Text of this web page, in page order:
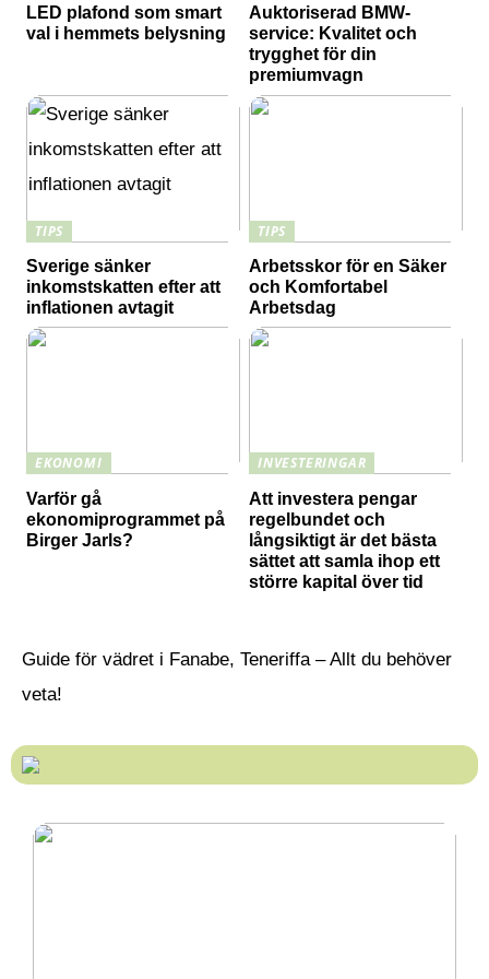
LED plafond som smart
val i hemmets belysning
Auktoriserad BMW-
service: Kvalitet och
trygghet för din
premiumvagn
TIPS
Sverige sänker
inkomstskatten efter att
inflationen avtagit
TIPS
Arbetsskor för en Säker
och Komfortabel
Arbetsdag
EKONOMI
Varför gå
ekonomiprogrammet på
Birger Jarls?
INVESTERINGAR
Att investera pengar
regelbundet och
långsiktigt är det bästa
sättet att samla ihop ett
större kapital över tid
Guide för vädret i Fanabe, Teneriffa – Allt du behöver
veta!